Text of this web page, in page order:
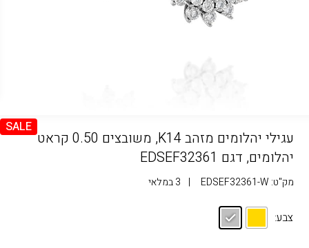
SALE
עגילי יהלומים מזהב K14, משובצים 0.50 קראט
יהלומים, דגם EDSEF32361
מק"ט: EDSEF32361-W
| 3 במלאי
צבע: